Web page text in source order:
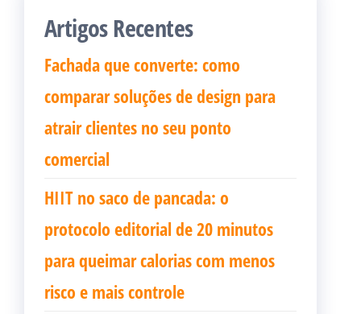
Artigos Recentes
Fachada que converte: como
comparar soluções de design para
atrair clientes no seu ponto
comercial
HIIT no saco de pancada: o
protocolo editorial de 20 minutos
para queimar calorias com menos
risco e mais controle